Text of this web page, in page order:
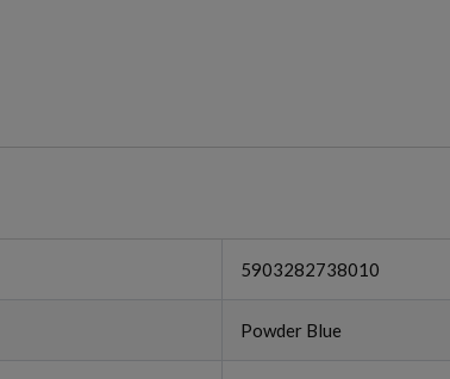
5903282738010
Powder Blue